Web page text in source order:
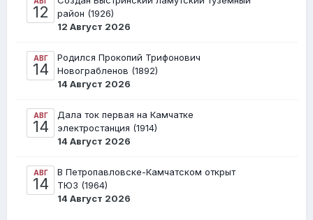
12
район (1926)
12 Август 2026
АВГ
14
Родился Прокопий Трифонович
Новограбленов (1892)
14 Август 2026
АВГ
14
Дала ток первая на Камчатке
электростанция (1914)
14 Август 2026
АВГ
14
В Петропавловске-Камчатском открыт
ТЮЗ (1964)
14 Август 2026